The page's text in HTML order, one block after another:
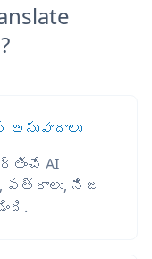
AI
పత్రాలు, నిజ